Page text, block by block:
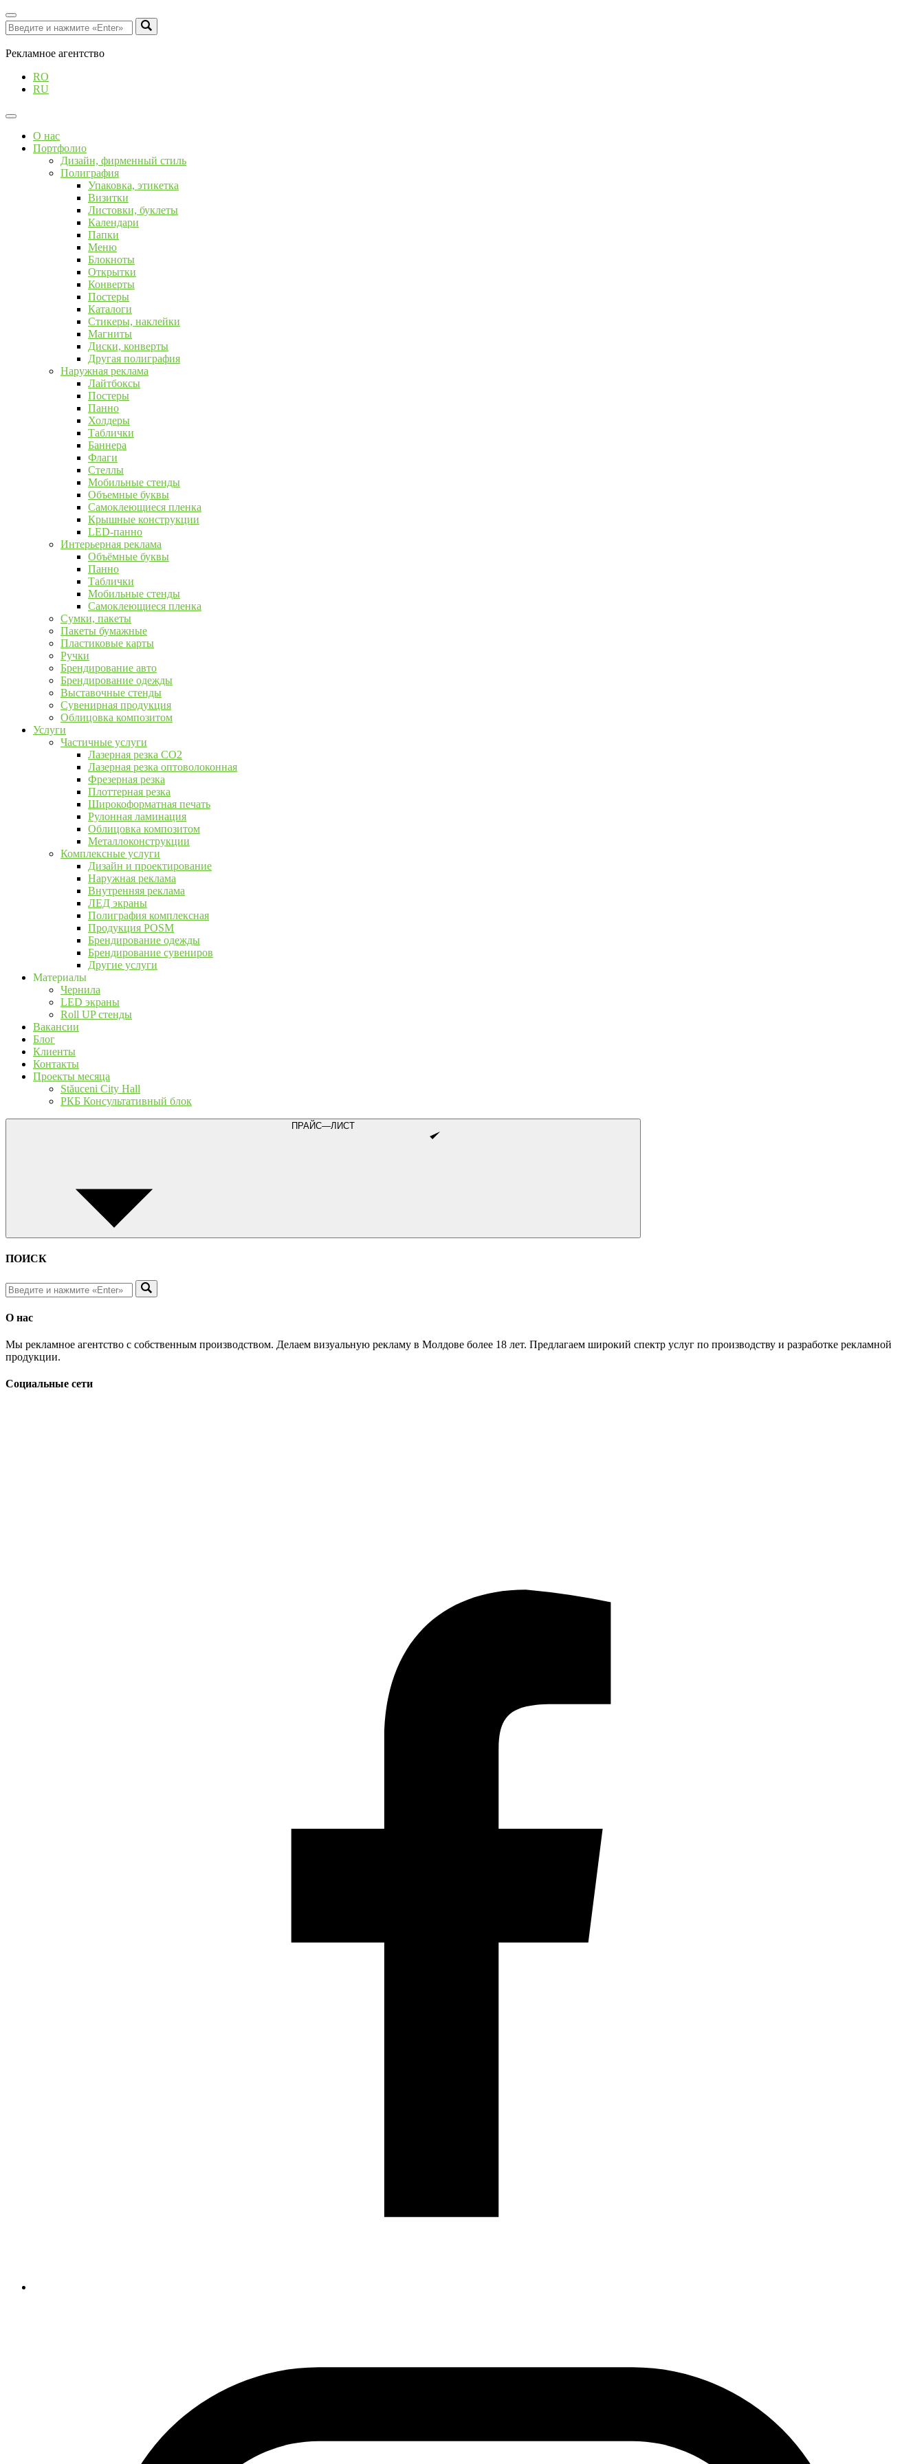
Рекламное агентство
RO
RU
О нас
Портфолио
Дизайн, фирменный стиль
Полиграфия
Упаковка, этикетка
Визитки
Листовки, буклеты
Календари
Папки
Меню
Блокноты
Открытки
Конверты
Постеры
Каталоги
Стикеры, наклейки
Магниты
Диски, конверты
Другая полиграфия
Наружная реклама
Лайтбоксы
Постеры
Панно
Холдеры
Таблички
Баннера
Флаги
Стеллы
Мобильные стенды
Объемные буквы
Самоклеющиеся пленка
Крышные конструкции
LED-панно
Интерьерная реклама
Объёмные буквы
Панно
Таблички
Мобильные стенды
Самоклеющиеся пленка
Сумки, пакеты
Пакеты бумажные
Пластиковые карты
Ручки
Брендирование авто
Брендирование одежды
Выставочные стенды
Сувенирная продукция
Облицовка композитом
Услуги
Частичные услуги
Лазерная резка CO2
Лазерная резка оптоволоконная
Фрезерная резка
Плоттерная резка
Широкоформатная печать
Рулонная ламинация
Облицовка композитом
Металлоконструкции
Комплексные услуги
Дизайн и проектирование
Наружная реклама
Внутренняя реклама
ЛЕД экраны
Полиграфия комплексная
Продукция POSM
Брендирование одежды
Брендирование сувениров
Другие услуги
Материалы
Чернила
LED экраны
Roll UP стенды
Вакансии
Блог
Клиенты
Контакты
Проекты месяца
Stăuceni City Hall
РКБ Консультативный блок
ПРАЙС—ЛИСТ
ПОИСК
О нас
Мы рекламное агентство с собственным производством. Делаем визуальную рекламу в Молдове более 18 лет. Предлагаем широкий спектр услуг по производству и разработке рекламной
продукции.
Социальные сети